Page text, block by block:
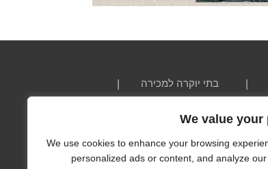
We value your
We use cookies to enhance your browsing
personalized ads or content, and analyze
בתי יוקרה למכירה
שלם, ואין להסתמך עליו ככזה. חברת ישראל
וביטול ללא הודעה מוקדמת. כל המידות הינן
מהנדס על מנת לאמת את המידע.